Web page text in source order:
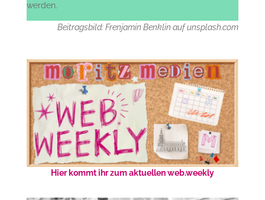
werden.
Beitragsbild: Frenjamin Benklin auf unsplash.com
Hier kommt ihr zum aktuellen web.weekly